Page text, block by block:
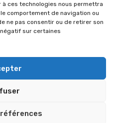
ces technologies nous permettra
comportement de navigation ou
ne pas consentir ou de retirer son
sur certaines